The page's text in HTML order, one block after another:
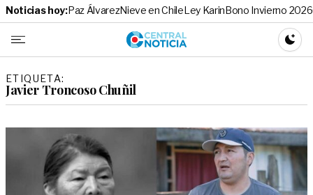
Noticias hoy:Paz ÁlvarezNieve en ChileLey KarinBono Invierno 2026
Central
ETIQUETA:
Javier Troncoso Chuñil